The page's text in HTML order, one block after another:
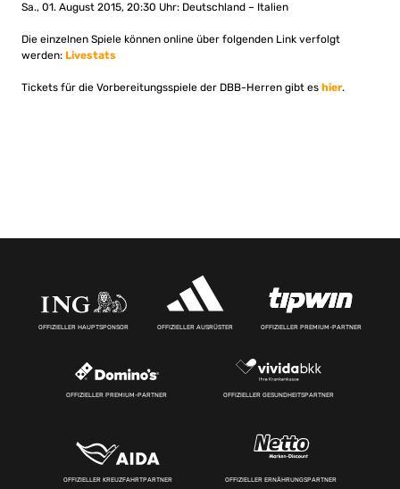
Sa., 01. August 2015, 20:30 Uhr: Deutschland – Italien
Die einzelnen Spiele können online über folgenden Link verfolgt
werden: Livestats
Tickets für die Vorbereitungsspiele der DBB-Herren gibt es hier.
OFFIZIELLER HAUPTSPONSOR OFFIZIELLER AUSRÜSTER OFFIZIELLER PREMIUM-PARTNER
OFFIZIELLER PREMIUM-PARTNER OFFIZIELLER GESUNDHEITSPARTNER
OFFIZIELLER KREUZFAHRTPARTNER OFFIZIELLER ERNÄHRUNGSPARTNER